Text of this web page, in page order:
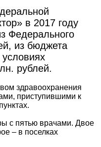
в 2017 году
Федерального
из бюджета
рублей.
здравоохранения
приступившими к
с пятью врачами. Двое
– в поселках